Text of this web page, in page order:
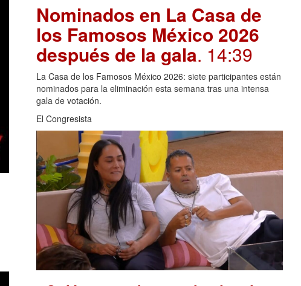
Nominados en La Casa de
los Famosos México 2026
después de la gala. 14:39
La Casa de los Famosos México 2026: siete participantes están
nominados para la eliminación esta semana tras una intensa
gala de votación.
El Congresista